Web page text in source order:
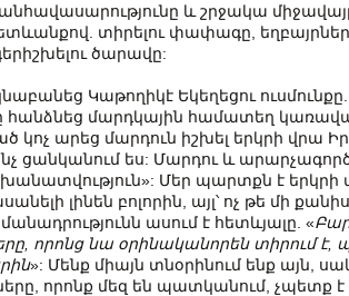
և շրջակա
տիրելու փափագը,
ծարավը:
Կաթողիկէ Եկեղեցու
հանձնեց մարդկային համատեղ
կոչ արեց մարդուն իշխել երկրի վրա
ցանկանում ես: Մարդու և
Մեր պարտքն է երկրի
լինեն բոլորին, այլ՝ ոչ թե մի
ասում է հետևյալը. «
որոնց նա օրինականորեն տիրում է,
»: Մենք միայն տնօրինում ենք այն,
որոնք մեզ են պատկանում, չպետք